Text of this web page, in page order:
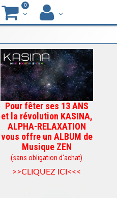
0
Pour fêter ses 13 ANS
et la révolution KASINA,
ALPHA-RELAXATION
vous offre un ALBUM de
Musique ZEN
(sans obligation d'achat)
>>CLIQUEZ ICI<<<